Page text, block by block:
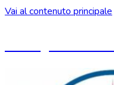
Vai al contenuto principale